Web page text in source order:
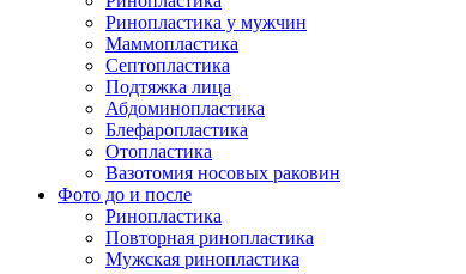
Ринопластика у мужчин
Маммопластика
Септопластика
Подтяжка лица
Абдоминопластика
Блефаропластика
Отопластика
Вазотомия носовых раковин
Фото до и после
Ринопластика
Повторная ринопластика
Мужская ринопластика